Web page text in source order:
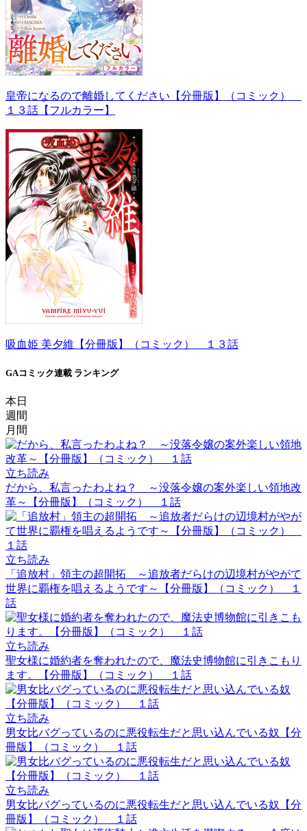
皇帝になるので離婚してください【分冊版】（コミック）
１３話【フルカラー】
吸血姫 美夕維【分冊版】（コミック） １３話
GAコミック連載 ランキング
本日
週間
月間
立ち読み
だから、私言ったわよね？ ～没落令嬢の案外楽しい領地改
革～【分冊版】（コミック） １話
立ち読み
「追放村」領主の超開拓 ～追放者だらけの辺境村がやがて
世界に覇権を唱えるようです～【分冊版】（コミック） １
話
立ち読み
聖女様に婚約者を奪われたので、魔法史博物館に引きこもり
ます。【分冊版】（コミック） １話
立ち読み
男女比バグっているのに悪役転生だと思い込んでいる奴【分
冊版】（コミック） １話
立ち読み
男女比バグっているのに悪役転生だと思い込んでいる奴【分
冊版】（コミック） １話